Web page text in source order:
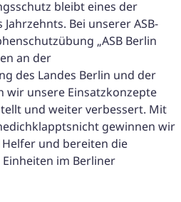
bleibt eines der
Bei unserer ASB-
„ASB Berlin
an der
des Landes Berlin und der
wir unsere Einsatzkonzepte
und weiter verbessert. Mit
gewinnen wir
und bereiten die
im Berliner